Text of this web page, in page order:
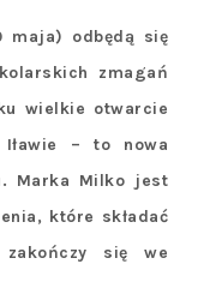
maja) odbędą się
zmagań
wielkie otwarcie
– to nowa
Marka Milko jest
które składać
się we